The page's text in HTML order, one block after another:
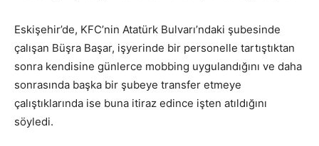
Eskişehir’de, KFC’nin Atatürk Bulvarı’ndaki şubesinde
çalışan Büşra Başar, işyerinde bir personelle tartıştıktan
sonra kendisine günlerce mobbing uygulandığını ve daha
sonrasında başka bir şubeye transfer etmeye
çalıştıklarında ise buna itiraz edince işten atıldığını
söyledi.